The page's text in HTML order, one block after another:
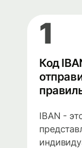
1
Код
IBAN -